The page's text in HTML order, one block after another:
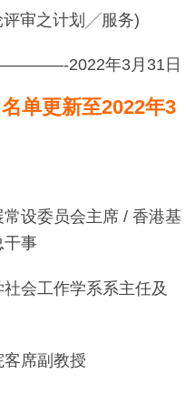
评审之计划╱服务)
2022年3月 31 日
单更新至2022年3
设委员会主席 / 香港基
干事
会工作学系系主任及
席副教授